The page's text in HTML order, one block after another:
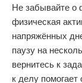
Не забывайте о
физическая
напряжённых
паузу на
вернитесь к
к делу